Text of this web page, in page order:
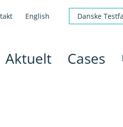
English Danske
Aktuelt Cases